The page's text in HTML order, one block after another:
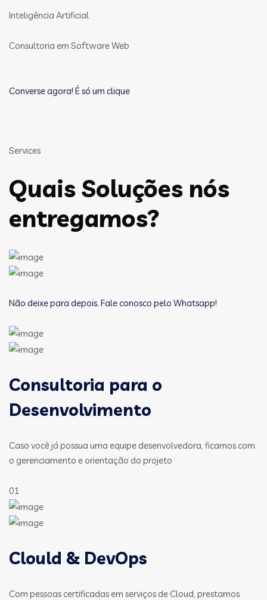
Inteligência Artificial
Consultoria em Software Web
Converse agora! É só um clique
Services
Quais Soluções nós
entregamos?
Não deixe para depois. Fale conosco pelo Whatsapp!
Consultoria para o
Desenvolvimento
Caso você já possua uma equipe desenvolvedora, ficamos com
o gerenciamento e orientação do projeto
01
Clould & DevOps
Com pessoas certificadas em serviços de Cloud, prestamos